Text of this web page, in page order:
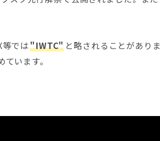
等では"IWTC" と略されることがありま
ています。